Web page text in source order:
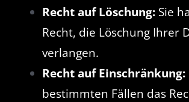
Recht auf Löschung:Sie
Recht, die Löschung Ihrer
verlangen.
Recht auf Einschränkung:
bestimmten Fällen das